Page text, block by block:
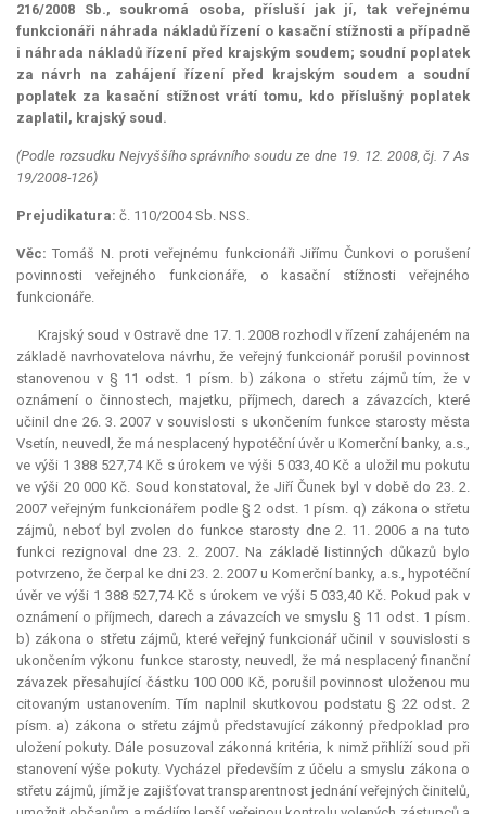
216/2008 Sb., soukromá osoba, přísluší jak jí, tak veřejnému
funkcionáři náhrada nákladů řízení o kasační stížnosti a případně
i náhrada nákladů řízení před krajským soudem; soudní poplatek
za návrh na zahájení řízení před krajským soudem a soudní
poplatek za kasační stížnost vrátí tomu, kdo příslušný poplatek
zaplatil, krajský soud.
(Podle rozsudku Nejvyššího správního soudu ze dne 19. 12. 2008, čj. 7 As
19/2008-126)
Prejudikatura: č. 110/2004 Sb. NSS.
Věc: Tomáš N. proti veřejnému funkcionáři Jiřímu Čunkovi o porušení
povinnosti veřejného funkcionáře, o kasační stížnosti veřejného
funkcionáře.
Krajský soud v Ostravě dne 17. 1. 2008 rozhodl v řízení zahájeném na
základě navrhovatelova návrhu, že veřejný funkcionář porušil povinnost
stanovenou v § 11 odst. 1 písm. b) zákona o střetu zájmů tím, že v
oznámení o činnostech, majetku, příjmech, darech a závazcích, které
učinil dne 26. 3. 2007 v souvislosti s ukončením funkce starosty města
Vsetín, neuvedl, že má nesplacený hypotéční úvěr u Komerční banky, a.s.,
ve výši 1 388 527,74 Kč s úrokem ve výši 5 033,40 Kč a uložil mu pokutu
ve výši 20 000 Kč. Soud konstatoval, že Jiří Čunek byl v době do 23. 2.
2007 veřejným funkcionářem podle § 2 odst. 1 písm. q) zákona o střetu
zájmů, neboť byl zvolen do funkce starosty dne 2. 11. 2006 a na tuto
funkci rezignoval dne 23. 2. 2007. Na základě listinných důkazů bylo
potvrzeno, že čerpal ke dni 23. 2. 2007 u Komerční banky, a.s., hypotéční
úvěr ve výši 1 388 527,74 Kč s úrokem ve výši 5 033,40 Kč. Pokud pak v
oznámení o příjmech, darech a závazcích ve smyslu § 11 odst. 1 písm.
b) zákona o střetu zájmů, které veřejný funkcionář učinil v souvislosti s
ukončením výkonu funkce starosty, neuvedl, že má nesplacený finanční
závazek přesahující částku 100 000 Kč, porušil povinnost uloženou mu
citovaným ustanovením. Tím naplnil skutkovou podstatu § 22 odst. 2
písm. a) zákona o střetu zájmů představující zákonný předpoklad pro
uložení pokuty. Dále posuzoval zákonná kritéria, k nimž přihlíží soud při
stanovení výše pokuty. Vycházel především z účelu a smyslu zákona o
střetu zájmů, jímž je zajišťovat transparentnost jednání veřejných činitelů,